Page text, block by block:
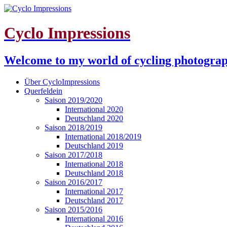
Cyclo Impressions
Welcome to my world of cycling
Über CycloImpressions
Querfeldein
Saison 2019/2020
International 2020
Deutschland 2020
Saison 2018/2019
International 2018/2019
Deutschland 2019
Saison 2017/2018
International 2018
Deutschland 2018
Saison 2016/2017
International 2017
Deutschland 2017
Saison 2015/2016
International 2016